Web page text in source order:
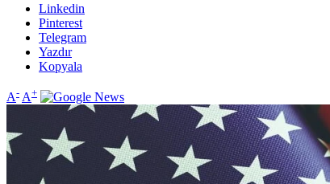
Linkedin
Pinterest
Telegram
Yazdır
Kopyala
A- A+